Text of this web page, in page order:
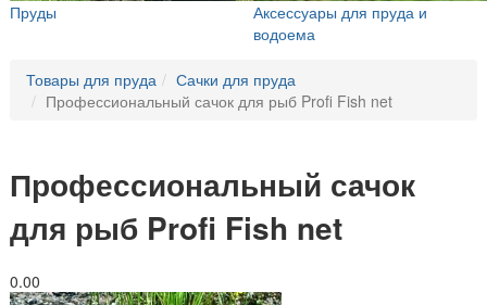
Пруды
Аксессуары для пруда и
водоема
Товары для пруда
Сачки для пруда
Профессиональный сачок для рыб Profi Fish net
Профессиональный сачок
для рыб Profi Fish net
0.00